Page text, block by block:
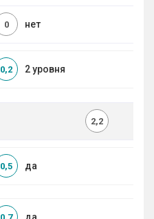
нет
0
2 уровня
0,2
2,2
да
0,5